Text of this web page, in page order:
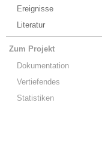
Ereignisse
Literatur
Zum Projekt
Dokumentation
Vertiefendes
Statistiken